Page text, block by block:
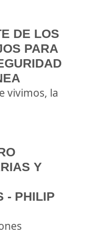
DE LOS
PARA
vivimos, la
Y
- PHILIP